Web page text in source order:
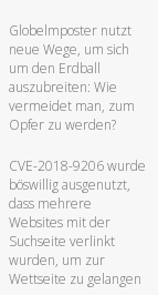
Globelmposter nutzt
neue Wege, um sich
um den Erdball
auszubreiten: Wie
vermeidet man, zum
Opfer zu werden?
CVE-2018-9206 wurde
böswillig ausgenutzt,
dass mehrere
Websites mit der
Suchseite verlinkt
wurden, um zur
Wettseite zu gelangen